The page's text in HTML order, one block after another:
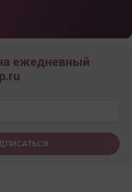
ежедневный